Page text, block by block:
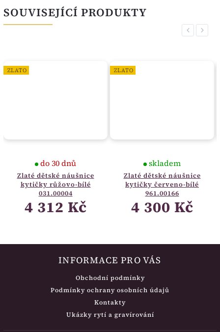
SOUVISEJÍCÍ PRODUKTY
Previous
ZLATO
Zlaté dětské náušnice
kytičky růžovo-bílé
031.00004
do 30 dnů
4 312 Kč
ZLATO
Zlaté dětské náušnice
kytičky červeno-bílé
961.00166
skladem
4 300 Kč
Next
INFORMACE PRO VÁS
Obchodní podmínky
Podmínky ochrany osobních údajů
Kontakty
Ukázky rytí a gravírování